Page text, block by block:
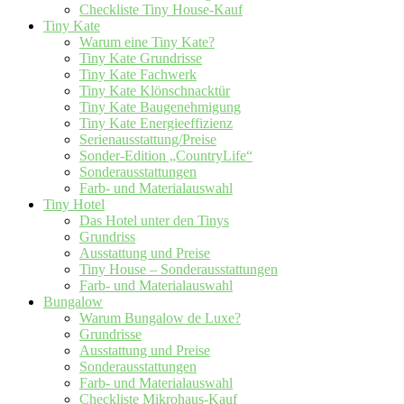
Checkliste Tiny House-Kauf
Tiny Kate
Warum eine Tiny Kate?
Tiny Kate Grundrisse
Tiny Kate Fachwerk
Tiny Kate Klönschnacktür
Tiny Kate Baugenehmigung
Tiny Kate Energieeffizienz
Serienausstattung/Preise
Sonder-Edition „CountryLife“
Sonderausstattungen
Farb- und Materialauswahl
Tiny Hotel
Das Hotel unter den Tinys
Grundriss
Ausstattung und Preise
Tiny House – Sonderausstattungen
Farb- und Materialauswahl
Bungalow
Warum Bungalow de Luxe?
Grundrisse
Ausstattung und Preise
Sonderausstattungen
Farb- und Materialauswahl
Checkliste Mikrohaus-Kauf